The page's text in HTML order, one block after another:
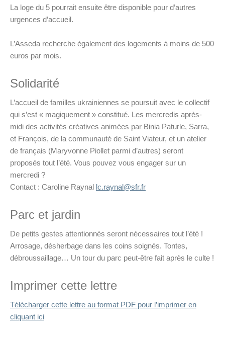
La loge du 5 pourrait ensuite être disponible pour d’autres
urgences d’accueil.
L’Asseda recherche également des logements à moins de 500
euros par mois.
Solidarité
L’accueil de familles ukrainiennes se poursuit avec le collectif
qui s’est « magiquement » constitué. Les mercredis après-
midi des activités créatives animées par Binia Paturle, Sarra,
et François, de la communauté de Saint Viateur, et un atelier
de français (Maryvonne Piollet parmi d’autres) seront
proposés tout l’été. Vous pouvez vous engager sur un
mercredi ?
Contact : Caroline Raynal lc.raynal@sfr.fr
Parc et jardin
De petits gestes attentionnés seront nécessaires tout l’été !
Arrosage, désherbage dans les coins soignés. Tontes,
débroussaillage… Un tour du parc peut-être fait après le culte !
Imprimer cette lettre
Télécharger cette lettre au format PDF pour l’imprimer en
cliquant ici